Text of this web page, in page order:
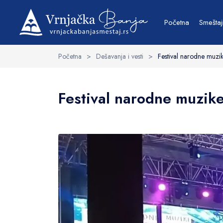
Početna Smeštaji
Početna > Dešavanja i vesti > Festival narodne
Festival narodne